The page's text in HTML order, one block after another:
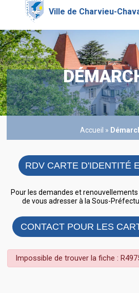
content
Accueil »
RDV CARTE D'IDENTITÉ
Pour les demandes et
de vous adresser à la Sous-
CONTACT POUR LES
Impossible de trouver la fiche :